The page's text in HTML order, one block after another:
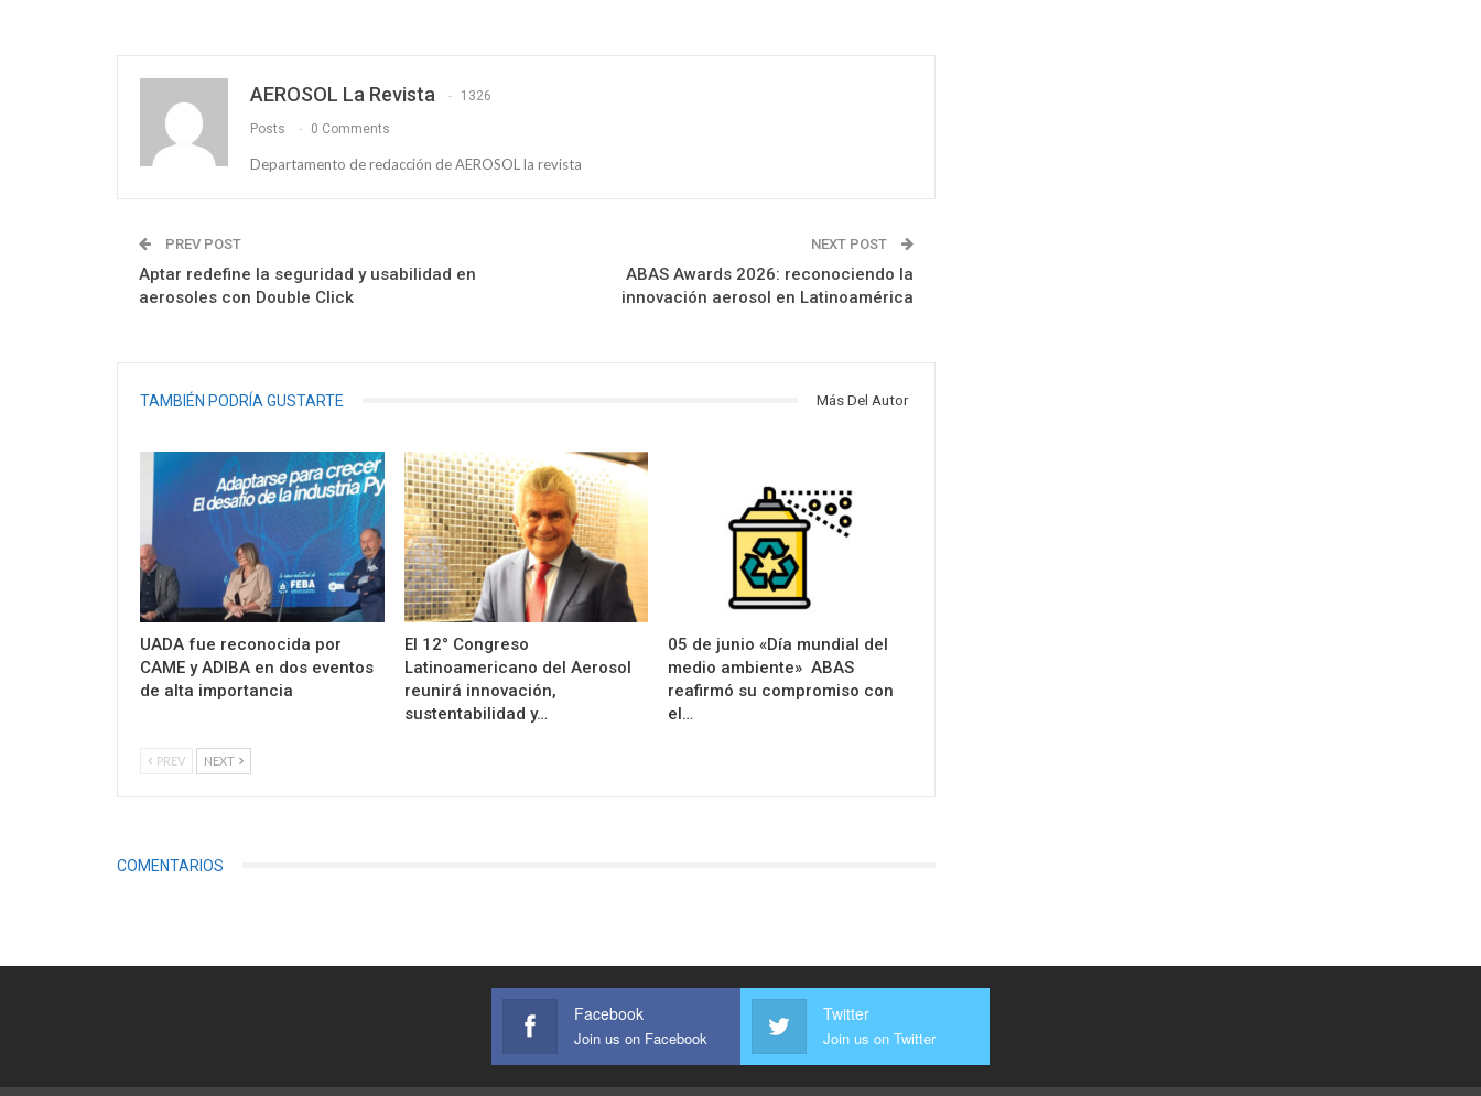
AEROSOL La Revista 1326
Posts 0 Comments
Departamento de redacción de AEROSOL la revista
PREV POST
Aptar redefine la seguridad y usabilidad en
aerosoles con Double Click
NEXT POST
ABAS Awards 2026: reconociendo la
innovación aerosol en Latinoamérica
TAMBIÉN PODRÍA GUSTARTE Más Del Autor
UADA fue reconocida por
CAME y ADIBA en dos eventos
de alta importancia
El 12° Congreso
Latinoamericano del Aerosol
reunirá innovación,
sustentabilidad y…
05 de junio «Día mundial del
medio ambiente» ABAS
reafirmó su compromiso con
el…
PREV NEXT
COMENTARIOS
Facebook
Join us on Facebook
Twitter
Join us on Twitter